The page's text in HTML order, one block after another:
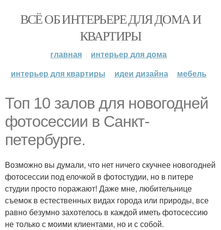
ВСЁ ОБ ИНТЕРЬЕРЕ ДЛЯ ДОМА И
КВАРТИРЫ
главная
интерьер для дома
интерьер для квартиры
идеи дизайна мебель
Топ 10 залов для новогодней
фотосессии в Санкт-
петербурге.
Возможно вы думали, что нет ничего скучнее новогодней
фотосессии под елочкой в фотостудии, но в питере
студии просто поражают! Даже мне, любительнице
съемок в естественных видах города или природы, все
равно безумно захотелось в каждой иметь фотосессию
не только с моими клиентами, но и с собой.